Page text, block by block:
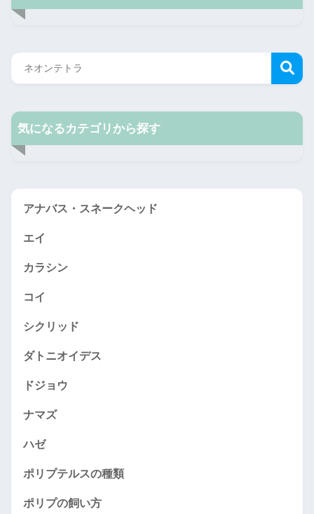
気になるカテゴリから探す
アナバス・スネークヘッド
エイ
カラシン
コイ
シクリッド
ダトニオイデス
ドジョウ
ナマズ
ハゼ
ポリプテルスの種類
ポリプの飼い方